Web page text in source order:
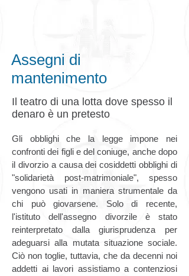
Assegni di
mantenimento
Il teatro di una lotta dove spesso il
denaro è un pretesto
Gli obblighi che la legge impone nei
confronti dei figli e del coniuge, anche dopo
il divorzio a causa dei cosiddetti obblighi di
"solidarietà post-matrimoniale", spesso
vengono usati in maniera strumentale da
chi può giovarsene. Solo di recente,
l'istituto dell'assegno divorzile è stato
reinterpretato dalla giurisprudenza per
adeguarsi alla mutata situazione sociale.
Ciò non toglie, tuttavia, che da decenni noi
addetti ai lavori assistiamo a contenziosi